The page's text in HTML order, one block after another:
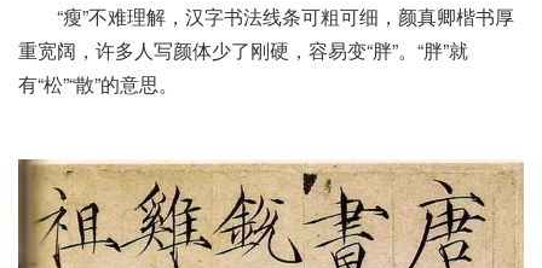
“瘦”不难理解，汉字书法线条可粗可细，颜真卿楷书厚
重宽阔，许多人写颜体少了刚硬，容易变“胖”。“胖”就
有“松”“散”的意思。